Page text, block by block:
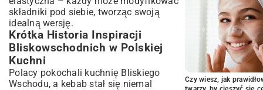
Porady i Triki: Jak Ulepszyć Swój
Przepis na Sałatkę Gyros?
Przechowywanie Sałatki Gyros: Jak
Zachować Świeżość na Dłużej?
Sałatka Gyros na Imprezę: Duże Porcje i
Efektowna Prezentacja
Podsumowanie: Dlaczego Warstwowa
składniki pod siebie, tworząc swoją
idealną wersję.
Krótka Historia Inspiracji
Bliskowschodnich w Polskiej
Kuchni
Polacy pokochali kuchnię Bliskiego
Wschodu, a kebab stał się niemal
Czy wiesz, jak